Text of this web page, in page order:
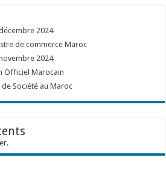
2024
de commerce Maroc
2024
Officiel Marocain
Société au Maroc